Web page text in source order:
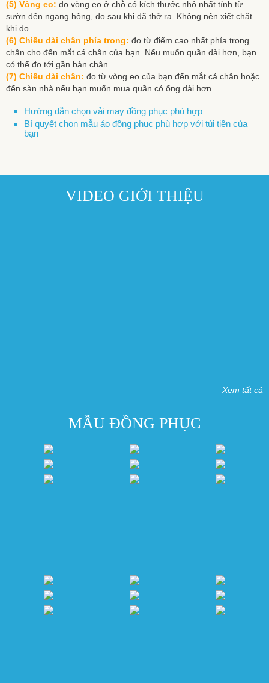
(5) Vòng eo: đo vòng eo ở chỗ có kích thước nhỏ nhất tính từ
sườn đến ngang hông, đo sau khi đã thở ra. Không nên xiết chặt
khi đo
(6) Chiều dài chân phía trong: đo từ điểm cao nhất phía trong
chân cho đến mắt cá chân của bạn. Nếu muốn quần dài hơn, bạn
có thể đo tới gần bàn chân.
(7) Chiều dài chân: đo từ vòng eo của bạn đến mắt cá chân hoặc
đến sàn nhà nếu bạn muốn mua quần có ống dài hơn
Hướng dẫn chọn vải may đồng phục phù hợp
Bí quyết chọn mẫu áo đồng phục phù hợp với túi tiền của
bạn
VIDEO GIỚI THIỆU
Xem tất cả
MẪU ĐỒNG PHỤC